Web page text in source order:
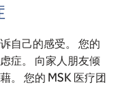
自己的感受。 您的
症。 向家人朋友倾
。 您的 MSK 医疗团